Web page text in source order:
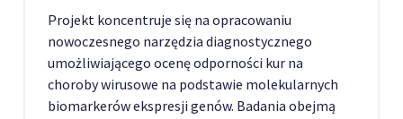
Projekt koncentruje się na opracowaniu
nowoczesnego narzędzia diagnostycznego
umożliwiającego ocenę odporności kur na
choroby wirusowe na podstawie molekularnych
biomarkerów ekspresji genów. Badania obejmą